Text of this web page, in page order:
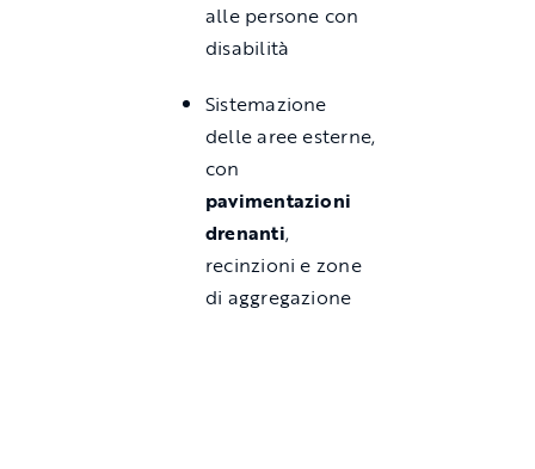
alle persone con
disabilità
Sistemazione
delle aree esterne,
con
pavimentazioni
drenanti,
recinzioni e zone
di aggregazione